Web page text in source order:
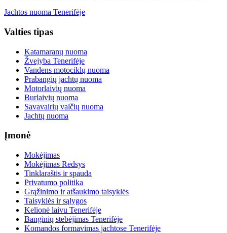
Jachtos nuoma Tenerifėje
Valties tipas
Katamaranų nuoma
Žvejyba Tenerifėje
Vandens motociklų nuoma
Prabangių jachtų nuoma
Motorlaivių nuoma
Burlaivių nuoma
Savavairių valčių nuoma
Jachtų nuoma
Įmonė
Mokėjimas
Mokėjimas Redsys
Tinklaraštis ir spauda
Privatumo politika
Grąžinimo ir atšaukimo taisyklės
Taisyklės ir sąlygos
Kelionė laivu Tenerifėje
Banginių stebėjimas Tenerifėje
Komandos formavimas jachtose Tenerifėje